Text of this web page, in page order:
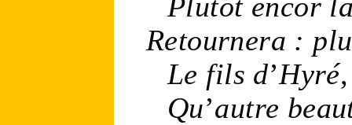
Retournera :
Le fils d’Hyré,
Qu’autre